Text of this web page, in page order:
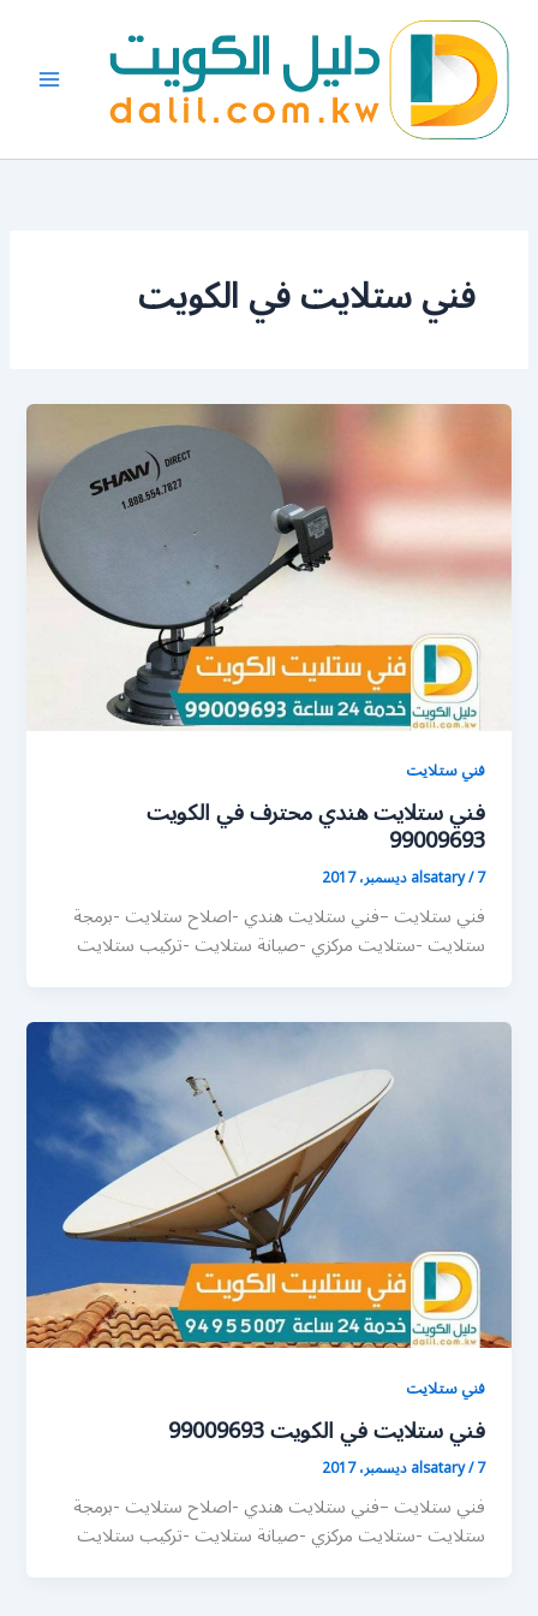
المحتوى
فني ستلايت في الكويت
فني ستلايت
فني ستلايت هندي محترف في الكويت
99009693
alsatary/7 ديسمبر، 2017
فني ستلايت –فني ستلايت هندي -اصلاح ستلايت -برمجة
ستلايت -ستلايت مركزي -صيانة ستلايت -تركيب ستلايت
فني ستلايت
فني ستلايت في الكويت 99009693
alsatary/7 ديسمبر، 2017
فني ستلايت –فني ستلايت هندي -اصلاح ستلايت -برمجة
ستلايت -ستلايت مركزي -صيانة ستلايت -تركيب ستلايت